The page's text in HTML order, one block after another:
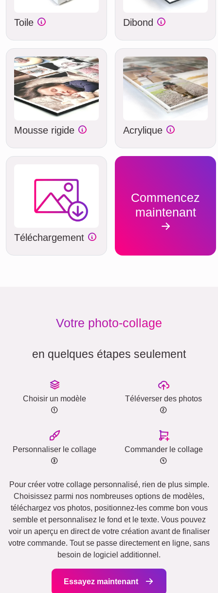
Toile Dibond
Mousse rigide Acrylique
Téléchargement
Commencez
maintenant
Votre photo-collage
en quelques étapes seulement
Choisir un modèle Téléverser des photos
Personnaliser le collage Commander le collage
Pour créer votre collage personnalisé, rien de plus simple.
Choisissez parmi nos nombreuses options de modèles,
téléchargez vos photos, positionnez-les comme bon vous
semble et personnalisez le fond et le texte. Vous pouvez
voir un aperçu en direct de votre création avant de finaliser
votre commande. Tout se passe directement en ligne, sans
besoin de logiciel additionnel.
Essayez maintenant